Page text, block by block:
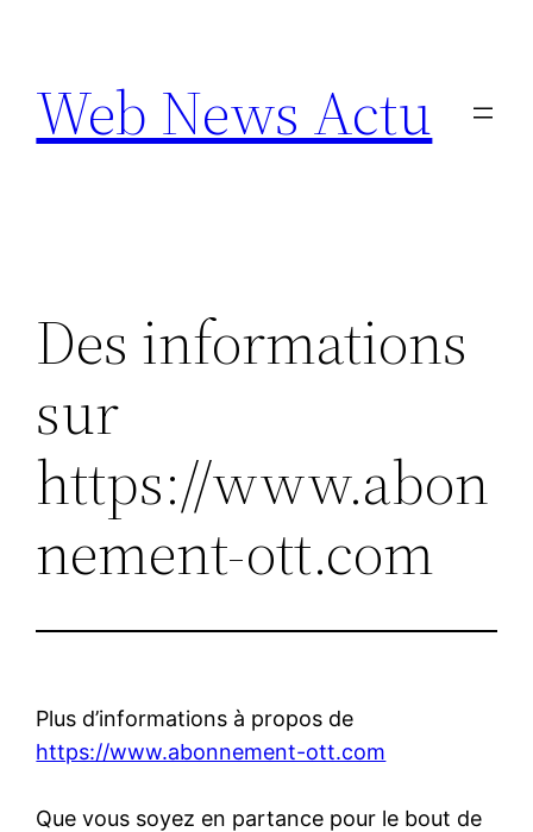
contenu
Web News Actu
Des informations
sur
https://www.abon
nement-ott.com
Plus d’informations à propos de
https://www.abonnement-ott.com
Que vous soyez en partance pour le bout de